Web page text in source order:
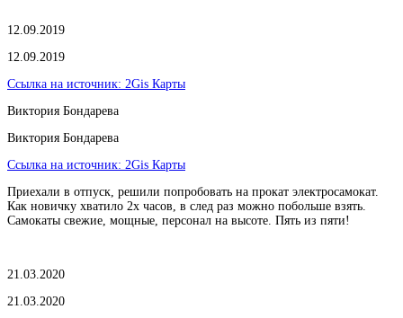
12.09.2019
12.09.2019
Ссылка на источник: 2Gis Карты
Виктория Бондарева
Виктория Бондарева
Ссылка на источник: 2Gis Карты
Приехали в отпуск, решили попробовать на прокат электросамокат.
Как новичку хватило 2х часов, в след раз можно побольше взять.
Самокаты свежие, мощные, персонал на высоте. Пять из пяти!
21.03.2020
21.03.2020